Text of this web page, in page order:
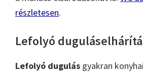
részletesen.
Lefolyó
Lefolyó dugulás gyakran